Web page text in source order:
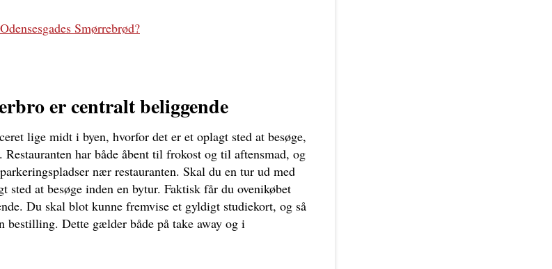
Smørrebrød?
er centralt beliggende
lige midt i byen, hvorfor det er et oplagt sted at besøge,
har både åbent til frokost og til aftensmad, og
nær restauranten. Skal du en tur ud med
sted at besøge inden en bytur. Faktisk får du ovenikøbet
Du skal blot kunne fremvise et gyldigt studiekort, og så
bestilling. Dette gælder både på take away og i